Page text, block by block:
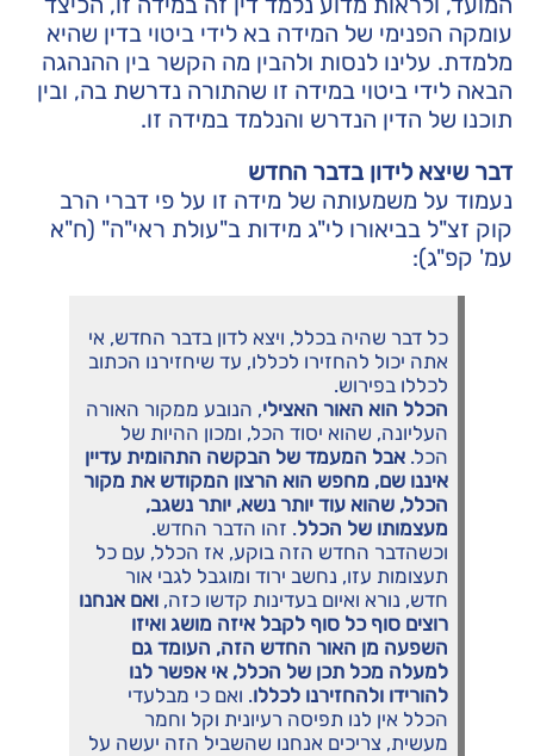
עומקה הפנימי של המידה בא לידי ביטוי בדין שהיא
מלמדת. עלינו לנסות ולהבין מה הקשר בין ההנהגה
הבאה לידי ביטוי במידה זו שהתורה נדרשת בה, ובין
תוכנו של הדין הנדרש והנלמד במידה זו.
דבר שיצא לידון בדבר החדש
נעמוד על משמעותה של מידה זו על פי דברי הרב
קוק זצ"ל בביאורו לי"ג מידות ב"עולת ראי"ה" (ח"א
עמ' קפ"ג):
כל דבר שהיה בכלל, ויצא לדון בדבר החדש, אי
אתה יכול להחזירו לכללו, עד שיחזירנו הכתוב
לכללו בפירוש.
הכלל הוא האור האצילי, הנובע ממקור האורה
העליונה, שהוא יסוד הכל, ומכון ההיות של
הכל. אבל המעמד של הבקשה התהומית עדיין
איננו שם, מחפש הוא הרצון המקודש את מקור
הכלל, שהוא עוד יותר נשא, יותר נשגב,
מעצמותו של הכלל. זהו הדבר החדש.
וכשהדבר החדש הזה בוקע, אז הכלל, עם כל
תעצומות עזו, נחשב ירוד ומוגבל לגבי אור
חדש, נורא ואיום בעדינות קדשו כזה, ואם אנחנו
רוצים סוף כל סוף לקבל איזה מושג ואיזו
השפעה מן האור החדש הזה, העומד גם
למעלה מכל תכן של הכלל, אי אפשר לנו
להורידו ולהחזירנו לכללו. ואם כי מבלעדי
הכלל אין לנו תפיסה רעיונית וקל וחמר
מעשית, צריכים אנחנו שהשביל הזה יעשה על